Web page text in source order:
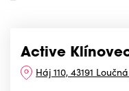
Active
Háj 110, 43191